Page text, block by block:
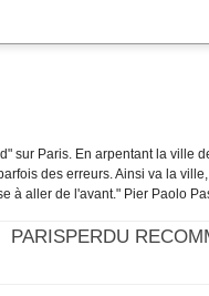
sur Paris. En arpentant la ville
des erreurs. Ainsi va la
à aller de l'avant." Pier Paolo
PARISPERDU